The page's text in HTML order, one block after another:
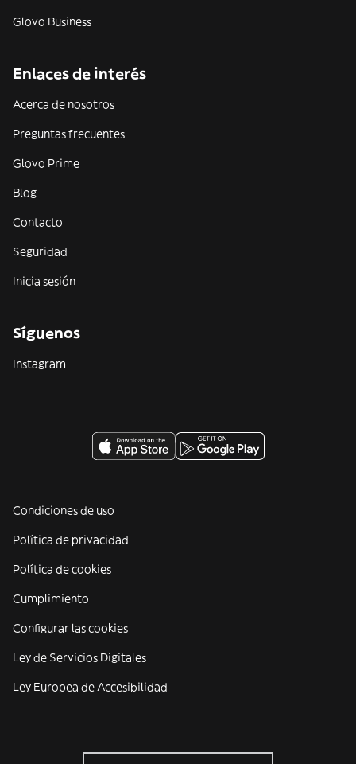
Glovo Business
Enlaces de interés
Acerca de nosotros
Preguntas frecuentes
Glovo Prime
Blog
Contacto
Seguridad
Inicia sesión
Síguenos
Instagram
Condiciones de uso
Política de privacidad
Política de cookies
Cumplimiento
Configurar las cookies
Ley de Servicios Digitales
Ley Europea de Accesibilidad